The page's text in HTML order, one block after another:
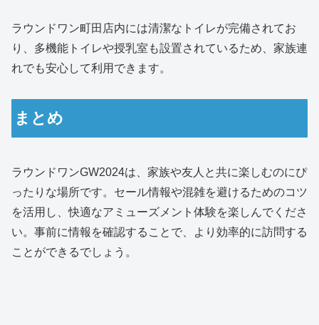
ラウンドワン町田店内には清潔なトイレが完備されてお
り、多機能トイレや授乳室も設置されているため、家族連
れでも安心して利用できます。
まとめ
ラウンドワンGW2024は、家族や友人と共に楽しむのにぴ
ったりな場所です。セール情報や混雑を避けるためのコツ
を活用し、快適なアミューズメント体験を楽しんでくださ
い。事前に情報を確認することで、より効率的に訪問する
ことができるでしょう。